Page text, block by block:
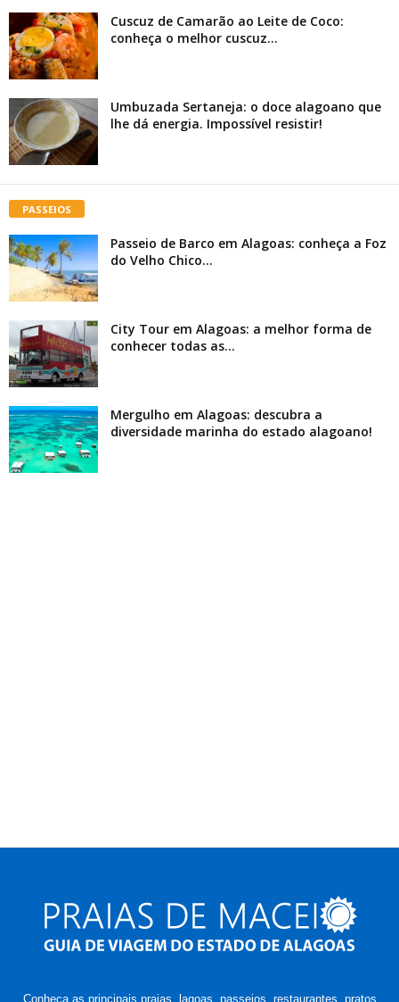
Cuscuz de Camarão ao Leite de Coco:
conheça o melhor cuscuz...
Umbuzada Sertaneja: o doce alagoano que
lhe dá energia. Impossível resistir!
PASSEIOS
Passeio de Barco em Alagoas: conheça a Foz
do Velho Chico...
City Tour em Alagoas: a melhor forma de
conhecer todas as...
Mergulho em Alagoas: descubra a
diversidade marinha do estado alagoano!
Conheça as principais praias, lagoas, passeios, restaurantes, pratos